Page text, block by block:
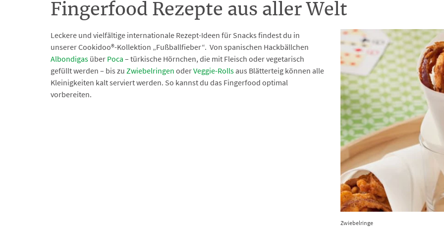
Fingerfood Rezepte aus aller Welt
Leckere und vielfältige internationale Rezept-Ideen für Snacks findest du in
unserer Cookidoo®-Kollektion „Fußballfieber“. Von spanischen Hackbällchen
Albondigas über Poca – türkische Hörnchen, die mit Fleisch oder vegetarisch
gefüllt werden – bis zu Zwiebelringen oderVeggie-Rolls aus Blätterteig können alle
Kleinigkeiten kalt serviert werden. So kannst du das Fingerfood optimal
vorbereiten.
Zwiebelringe